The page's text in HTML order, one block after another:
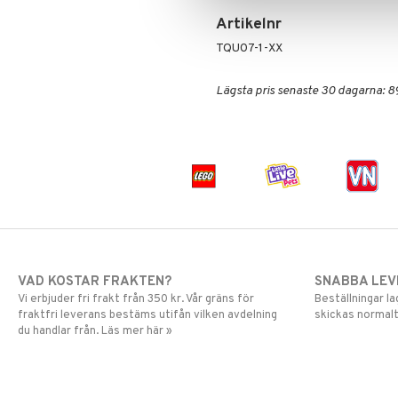
Artikelnr
TQU07-1-XX
Lägsta pris senaste 30 dagarna:
VAD KOSTAR FRAKTEN?
Vi erbjuder fri frakt från 350 kr. Vår gräns för
fraktfri leverans bestäms utifån vilken avdelning
du handlar från. Läs mer här »
SNABBA
Beställningar
skickas